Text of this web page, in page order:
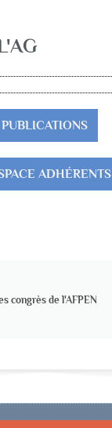
PUBLICATIONS
ADHÉRENTS
congrès de l'AFPEN